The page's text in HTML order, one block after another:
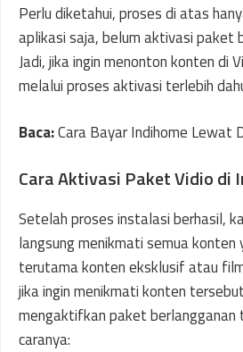
Perlu diketahui, proses di atas
aplikasi saja, belum aktivasi paket
Jadi, jika ingin menonton konten di
melalui proses aktivasi terlebih
Baca:Cara Bayar Indihome Lewat
Cara Aktivasi Paket Vidio di
Setelah proses instalasi berhasil,
langsung menikmati semua konten
terutama konten eksklusif atau
jika ingin menikmati konten
mengaktifkan paket berlangganan
caranya: